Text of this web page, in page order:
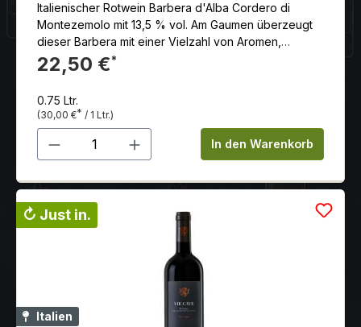
Italienischer Rotwein Barbera d'Alba Cordero di
Montezemolo mit 13,5 % vol. Am Gaumen überzeugt
dieser Barbera mit einer Vielzahl von Aromen,
eingebunden in warme, weiche Tannine.
22,50 €*
0.75 Ltr.
(30,00 €* / 1 Ltr.)
Produkt Anzahl: Gib denIn den Warenkorb
↻ Just in.
Italien